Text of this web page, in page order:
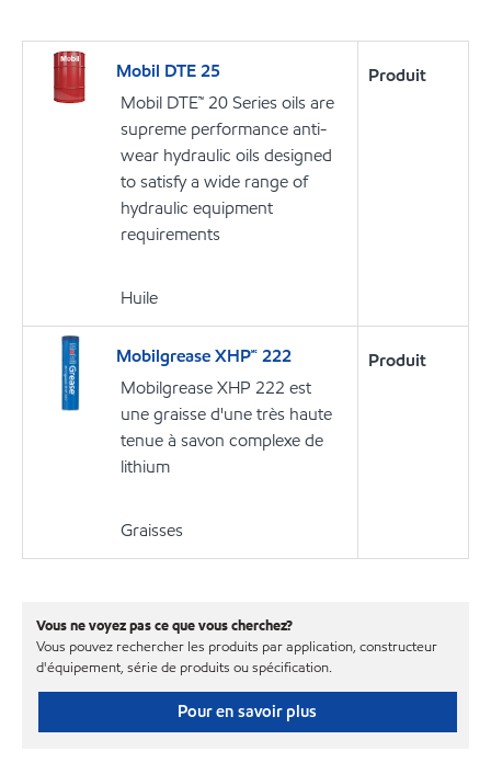
Mobil DTE 25
Mobil DTE™ 20 Series oils are
supreme performance anti-
wear hydraulic oils designed
to satisfy a wide range of
hydraulic equipment
requirements
Huile
Produit
Mobilgrease XHP🅪 222
Mobilgrease XHP 222 est
une graisse d'une très haute
tenue à savon complexe de
lithium
Graisses
Produit
Vous ne voyez pas ce que vous cherchez?
Vous pouvez rechercher les produits par application, constructeur
d'équipement, série de produits ou spécification.
Pour en savoir plus